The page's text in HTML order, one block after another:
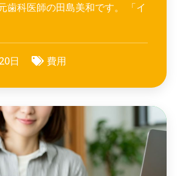
歯科医師の田島美和です。 「イ
日 費用